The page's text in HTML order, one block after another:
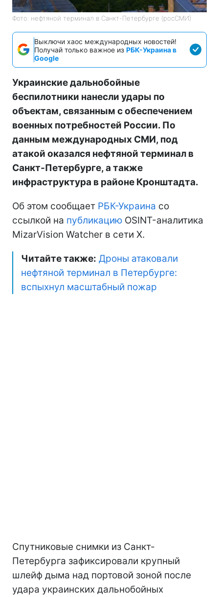
Фото: нефтяной терминал в Санкт-Петербурге (росСМИ)
Выключи хаос международных новостей!
Получай только важное из РБК-Украина в
Google
Украинские дальнобойные
беспилотники нанесли удары по
объектам, связанным с обеспечением
военных потребностей России. По
данным международных СМИ, под
атакой оказался нефтяной терминал в
Санкт-Петербурге, а также
инфраструктура в районе Кронштадта.
Об этом сообщает РБК-Украина со
ссылкой на публикацию OSINT-аналитика
MizarVision Watcher в сети Х.
Читайте также: Дроны атаковали
нефтяной терминал в Петербурге:
вспыхнул масштабный пожар
Спутниковые снимки из Санкт-
Петербурга зафиксировали крупный
шлейф дыма над портовой зоной после
удара украинских дальнобойных